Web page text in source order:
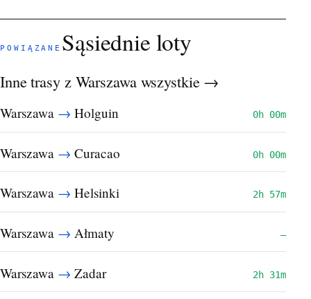
POWIĄZANE Sąsiednie loty
Inne trasy z Warszawa wszystkie →
Warszawa → Holguin 0h 00m
Warszawa → Curacao 0h 00m
Warszawa → Helsinki 2h 57m
Warszawa → Ałmaty —
Warszawa → Zadar 2h 31m